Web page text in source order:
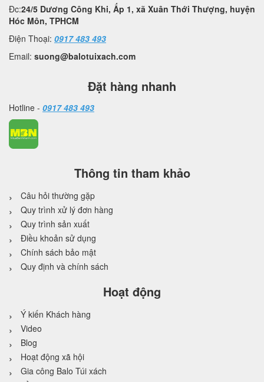
Đc:24/5 Dương Công Khi, Ấp 1, xã Xuân Thới Thượng, huyện
Hóc Môn, TPHCM
Điện Thoại: 0917 483 493
Email: suong@balotuixach.com
Đặt hàng nhanh
Hotline - 0917 483 493
Thông tin tham khảo
Câu hỏi thường gặp
Quy trình xử lý đơn hàng
Quy trình sản xuất
Điều khoản sử dụng
Chính sách bảo mật
Quy định và chính sách
Hoạt động
Ý kiến Khách hàng
Video
Blog
Hoạt động xã hội
Gia công Balo Túi xách